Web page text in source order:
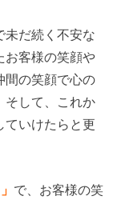
だ続く不安な
お客様の笑顔や
間の笑顔で心の
そして、これか
ていけたらと更
で、お客様の笑